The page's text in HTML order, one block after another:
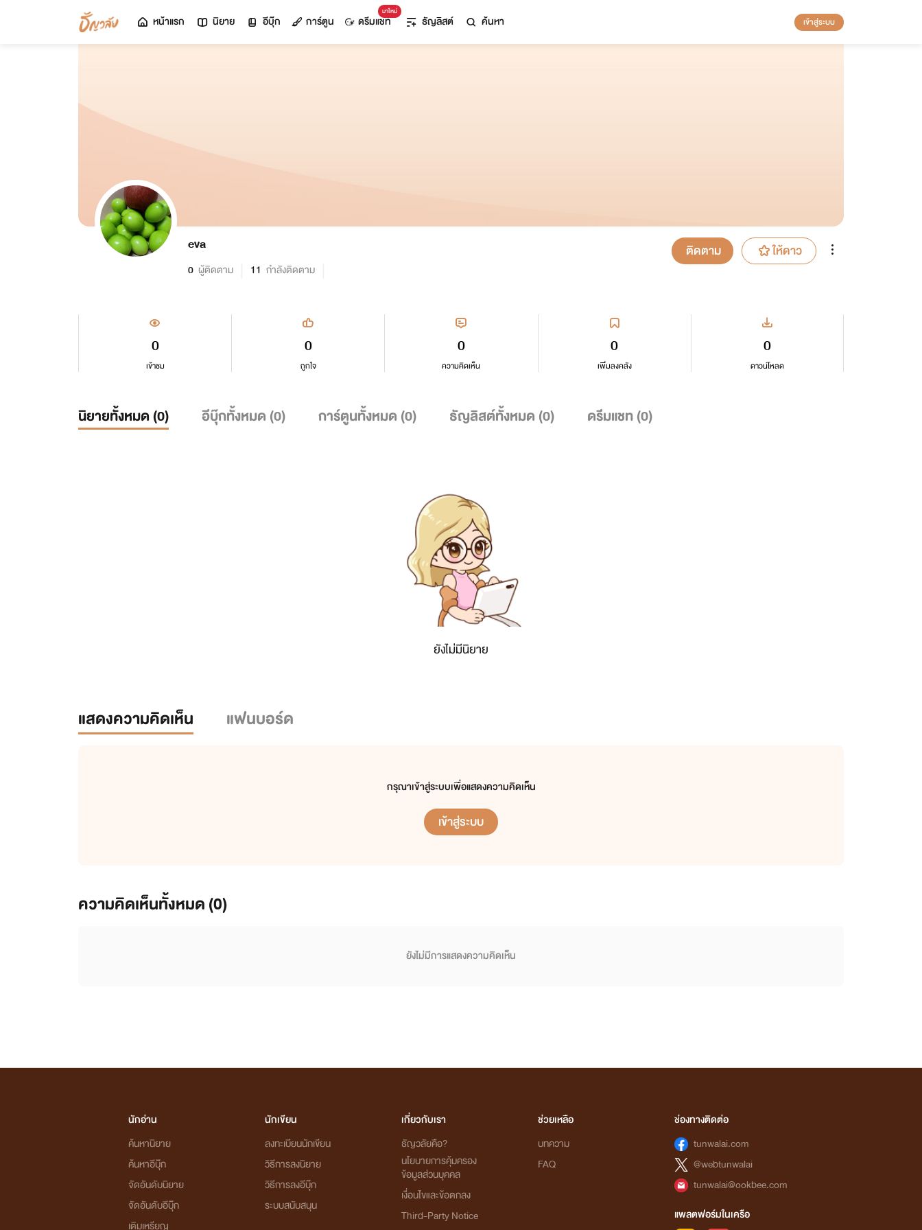
หน้าแรก นิยาย อีบุ๊ก การ์ตูน
มาใหม่
ดรีมแชท ธัญลิสต์ ค้นหา เข้าสู่ระบบ
eva
0 ผู้ติดตาม 11 กำลังติดตาม
ติดตาม ให้ดาว
0
เข้าชม
0
เพิ่มลงคลัง
0
ถูกใจ
0
ดาวน์โหลด
0
ความคิดเห็น
นิยายทั้งหมด (0) อีบุ๊กทั้งหมด (0) การ์ตูนทั้งหมด (0) ธัญลิสต์ทั้งหมด (0) ดรีมแชท (0)
ยังไม่มีนิยาย
แสดงความคิดเห็น แฟนบอร์ด
กรุณาเข้าสู่ระบบเพื่อแสดงความคิดเห็น
เข้าสู่ระบบ
ความคิดเห็นทั้งหมด (0)
ยังไม่มีการแสดงความคิดเห็น
นักอ่าน
ค้นหานิยาย
ค้นหาอีบุ๊ก
จัดอันดับนิยาย
จัดอันดับอีบุ๊ก
เติมเหรียญ
นักเขียน
ลงทะเบียนนักเขียน
วิธีการลงนิยาย
วิธีการลงอีบุ๊ก
ระบบสนับสนุน
เกี่ยวกับเรา
ธัญวลัยคือ?
นโยบายการคุ้มครอง
ข้อมูลส่วนบุคคล
เงื่อนไขและข้อตกลง
Third-Party Notice
ช่วยเหลือ
บทความ
FAQ
ช่องทางติดต่อ
tunwalai.com
@webtunwalai
tunwalai@ookbee.com
แพลตฟอร์มในเครือ